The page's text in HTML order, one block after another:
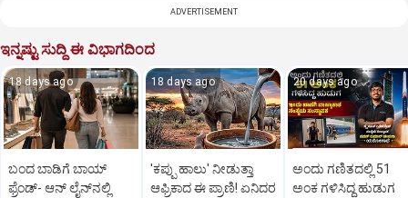
ADVERTISEMENT
ಇನ್ನಷ್ಟು ಸುದ್ದಿ ಈ ವಿಭಾಗದಿಂದ
18 days ago
ಬಂದ ಬಾಡಿಗೆ ಬಾಯ್‌
ಫ್ರೆಂಡ್‌- ಆನ್‌ ಲೈನ್‌ನಲ್ಲಿ
18 days ago
'ಕಪ್ಪು ಹಾಲು' ನೀಡುತ್ತಾ
ಆಫ್ರಿಕಾದ ಈ ಪ್ರಾಣಿ! ಏನಿದರ
20 days ago
ಅಂದು ಗಣಿತದಲ್ಲಿ 51
ಅಂಕ ಗಳಿಸಿದ್ದ ಹುಡುಗ